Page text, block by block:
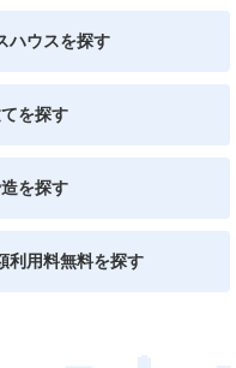
ハウスを探す
を探す
を探す
利用料無料を探す